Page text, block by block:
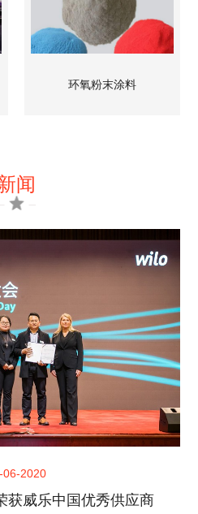
环氧粉末涂料
闻
06-2020
获威乐中国优秀供应商